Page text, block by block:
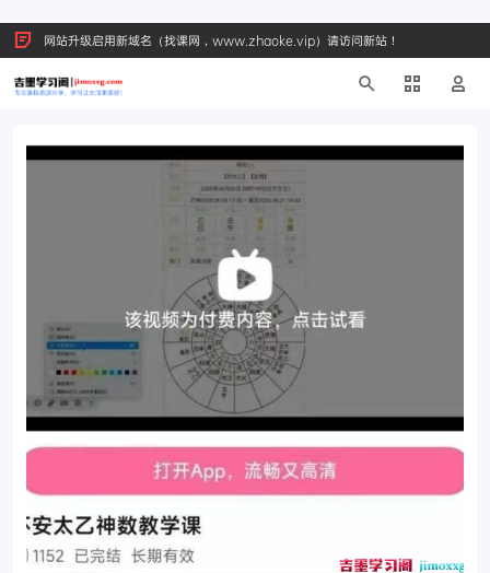
网站升级启用新域名（找课网，www.zhaoke.vip）请访问新站！